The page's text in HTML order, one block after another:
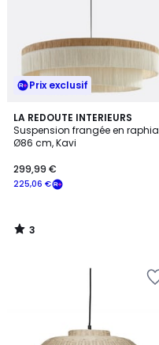
Prix exclusif
LA REDOUTE INTERIEURS
Suspension frangée en raphia
Ø86 cm, Kavi
225,06 €
299,99 €
3
/
5
3
/